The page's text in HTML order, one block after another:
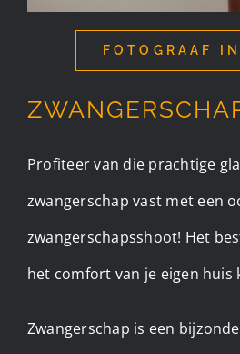
FOTOGRAAF
Profiteer van die prachtige
zwangerschap vast met een
zwangerschapsshoot! Het
het comfort van je eigen huis
Zwangerschap is een